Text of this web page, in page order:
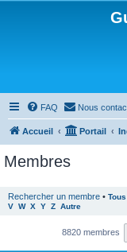
FAQ Nous
Accueil Portail
Membres
Rechercher un membre • Tous
V W X Y Z Autre
8820 membres